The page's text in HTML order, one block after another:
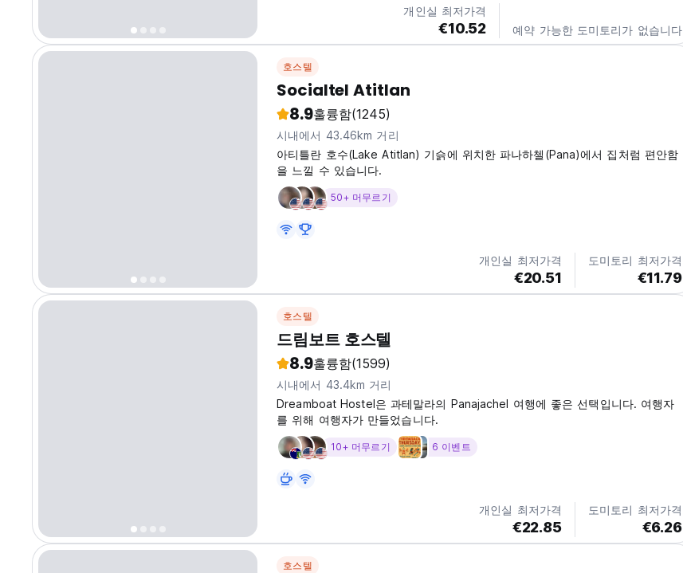
개인실 최저가격
€10.52 예약 가능한 도미토리가 없습니다
호스텔
Socialtel Atitlan
8.9훌륭함(1245)
시내에서 43.46km 거리
아티틀란 호수(Lake Atitlan) 기슭에 위치한 파나하첼(Pana)에서 집처럼 편안함
을 느낄 수 있습니다.
50+ 머무르기
개인실 최저가격
€20.51
도미토리 최저가격
€11.79
호스텔
드림보트 호스텔
8.9훌륭함(1599)
시내에서 43.4km 거리
Dreamboat Hostel은 과테말라의 Panajachel 여행에 좋은 선택입니다. 여행자
를 위해 여행자가 만들었습니다.
10+ 머무르기 6 이벤트
개인실 최저가격
€22.85
도미토리 최저가격
€6.26
호스텔